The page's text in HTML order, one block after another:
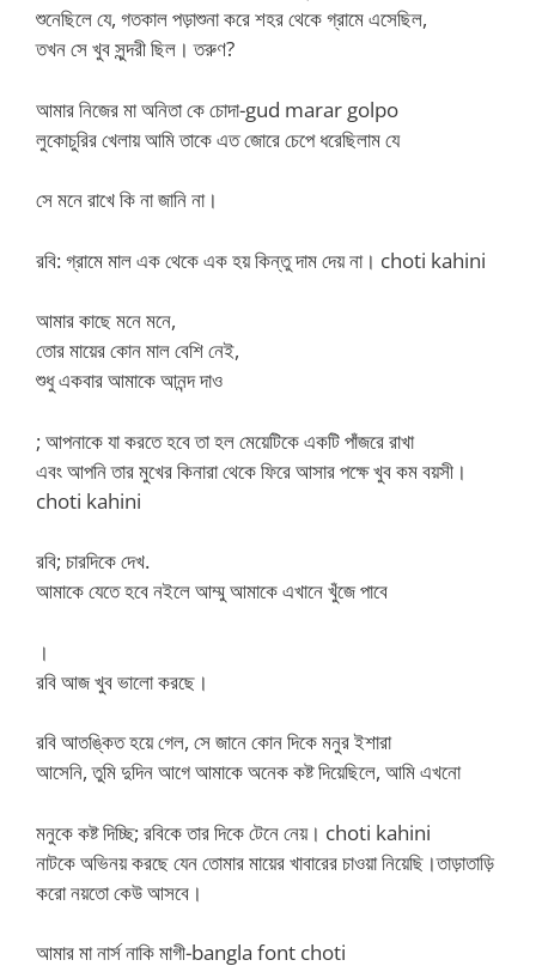
শুনেছিলে যে, গতকাল পড়াশুনা করে শহর থেকে গ্রামে এসেছিল,
তখন সে খুব সুন্দরী ছিল। তরুণ?
আমার নিজের মা অনিতা কে চোদা-gud marar golpo
লুকোচুরির খেলায় আমি তাকে এত জোরে চেপে ধরেছিলাম যে
সে মনে রাখে কি না জানি না।
রবি: গ্রামে মাল এক থেকে এক হয় কিন্তু দাম দেয় না। choti kahini
আমার কাছে মনে মনে,
তোর মায়ের কোন মাল বেশি নেই,
শুধু একবার আমাকে আনন্দ দাও
; আপনাকে যা করতে হবে তা হল মেয়েটিকে একটি পাঁজরে রাখা
এবং আপনি তার মুখের কিনারা থেকে ফিরে আসার পক্ষে খুব কম বয়সী।
choti kahini
রবি; চারদিকে দেখ.
আমাকে যেতে হবে নইলে আম্মু আমাকে এখানে খুঁজে পাবে
।
রবি আজ খুব ভালো করছে।
রবি আতঙ্কিত হয়ে গেল, সে জানে কোন দিকে মনুর ইশারা
আসেনি, তুমি দুদিন আগে আমাকে অনেক কষ্ট দিয়েছিলে, আমি এখনো
মনুকে কষ্ট দিচ্ছি; রবিকে তার দিকে টেনে নেয়। choti kahini
নাটকে অভিনয় করছে যেন তোমার মায়ের খাবারের চাওয়া নিয়েছি।তাড়াতাড়ি
করো নয়তো কেউ আসবে।
আমার মা নার্স নাকি মাগী-bangla font choti